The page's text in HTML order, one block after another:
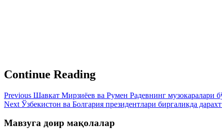
Continue Reading
Previous Шавкат Мирзиёев ва Румен Радевнинг музокаралари
Next Ўзбекистон ва Болгария президентлари биргаликда
Мавзуга доир мақолалар